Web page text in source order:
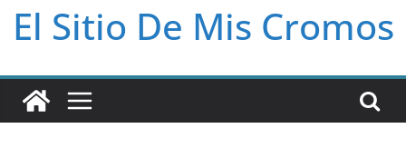
El Sitio De Mis Cromos